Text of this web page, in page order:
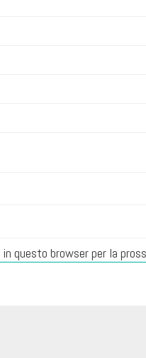
questo browser per la